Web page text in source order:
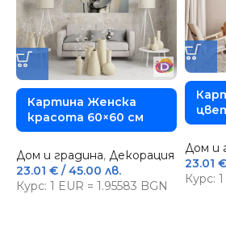
Картина Женска
красота 60×60 см
Дом и градина, Декорация
23.01 € / 45.00 лв.
Курс: 1 EUR = 1.95583 BGN
Дом и
23.01 €
Курс: